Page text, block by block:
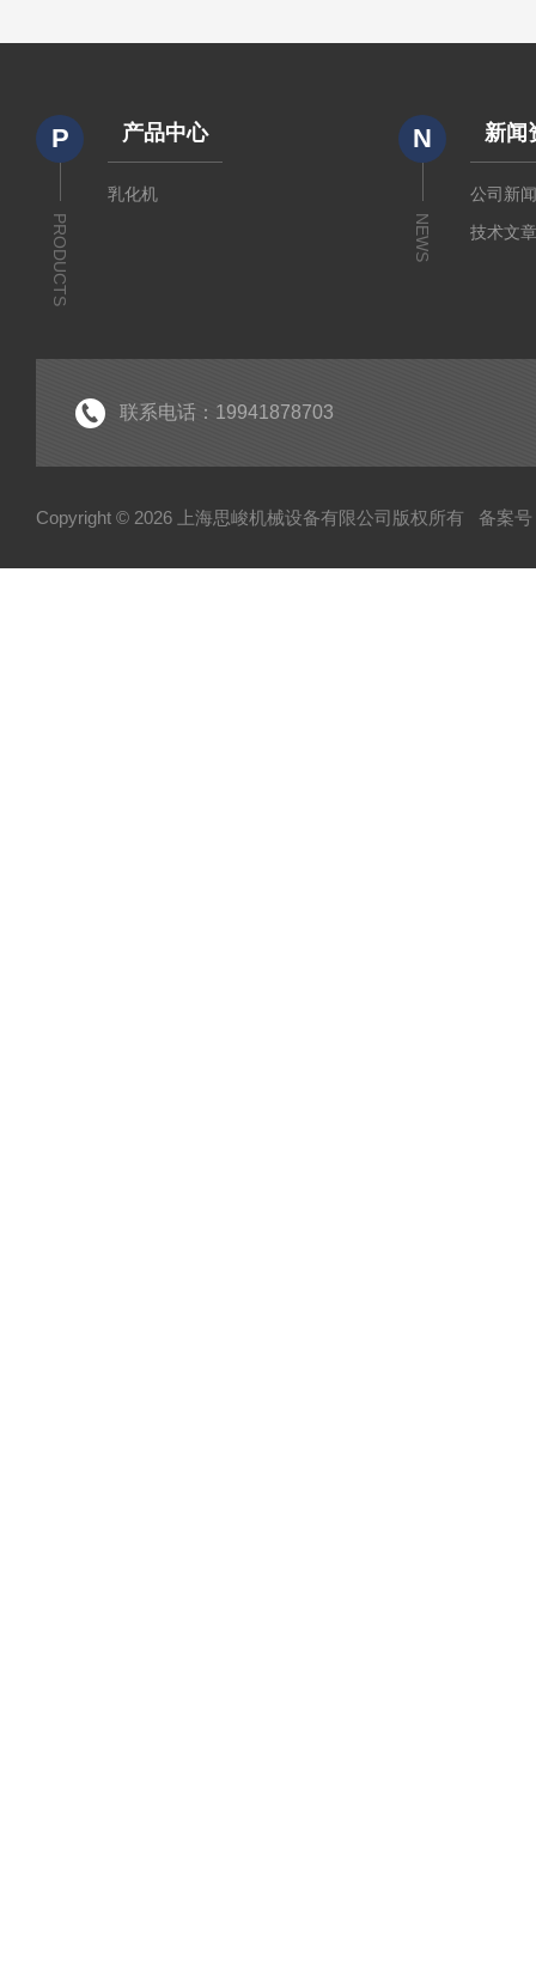
P
PRODUCTS
产品中心
乳化机
N
NEWS
新闻
公司新
技术文
联系电话：19941878703
Copyright © 2026 上海思峻机械设备有限公司版权所有 备案号